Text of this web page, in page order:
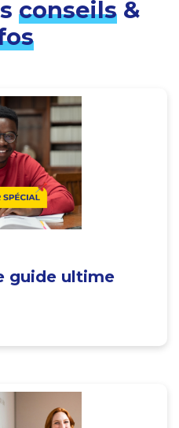
conseils&
guide ultime